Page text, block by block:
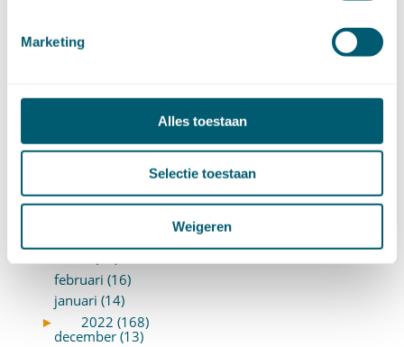
Marketing
Alles toestaan
Selectie toestaan
Weigeren
januari (18)
►
2023 (177)
augustus (9)
juni (21)
februari (16)
januari (14)
►
2022 (168)
december (13)